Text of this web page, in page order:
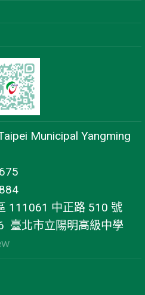
Municipal Yangming
111061 中正路 510 號
臺北市立陽明高級中學